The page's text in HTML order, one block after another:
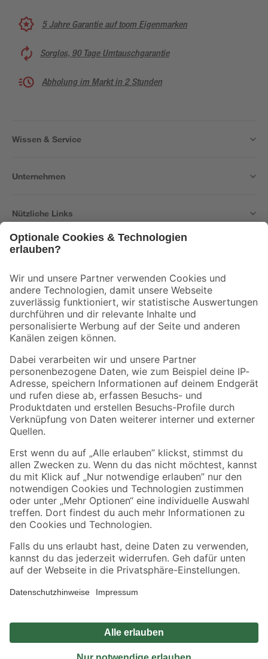
5 Jahre Garantie auf toom Eigenmarken
Sorglos, 90 Tage Umtauschgarantie
Abholung im Markt in 2 Stunden
Wissen & Service
Unternehmen
Nützliche Links
Der toom Newsletter: Keine Angebote und Aktionen mehr verpassen!
Zur Newsletter Anmeldung
Folge uns
Zahlungsarten Versandarten
Sicher einkaufen
Jetzt die toom-App herunterladen
Alle Preisangaben in EUR inkl. gesetzl. MwSt.. Die dargestellten Angebote sind unter
Umständen nicht in allen Märkten verfügbar. Die angegebenen Verfügbarkeiten beziehen
Produkte nur solange der Vorrat reicht.
*Paketversand ab 59 € versandkostenfrei, gilt nicht für Artikel mit Speditionsversand, hier
Privatsphäre Impressum
Nutzungsbedingungen
Widerrufsrecht
Vertrag widerrufen